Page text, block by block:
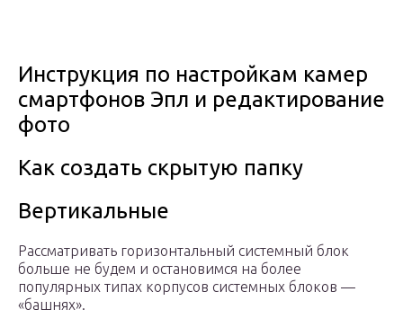
Инструкция по настройкам камер
смартфонов Эпл и редактирование
фото
Как создать скрытую папку
Вертикальные
Рассматривать горизонтальный системный блок
больше не будем и остановимся на более
популярных типах корпусов системных блоков —
«башнях».